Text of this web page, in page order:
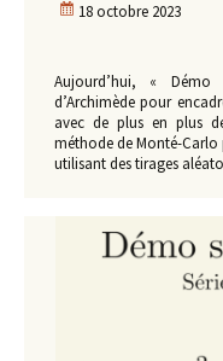
18 octobre 2023
Aujourd’hui, «
d’Archimède pour
avec de plus en plus
méthode de Monté-
utilisant des tirages